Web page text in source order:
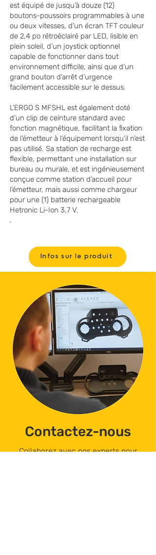
est équipé de jusqu’à douze (12)
boutons-poussoirs programmables à une
ou deux vitesses, d’un écran TFT couleur
de 2,4 po rétroéclairé par LED, lisible en
plein soleil, d’un joystick optionnel
capable de fonctionner dans tout
environnement difficile, ainsi que d’un
grand bouton d’arrêt d’urgence
facilement accessible sur le dessus.
L’ERGO S MFSHL est également doté
d’un clip de ceinture standard avec
fonction magnétique, facilitant la fixation
de l’émetteur à l’équipement lorsqu’il n’est
pas utilisé. Sa station de recharge est
flexible, permettant une installation sur
bureau ou murale, et est ingénieusement
conçue comme station d’accueil pour
l’émetteur, mais aussi comme chargeur
pour une (1) batterie rechargeable
Hetronic Li-Ion 3,7 V.
.
Infos sur le produit
Contactez-nous
Collaborez avec nos experts pour